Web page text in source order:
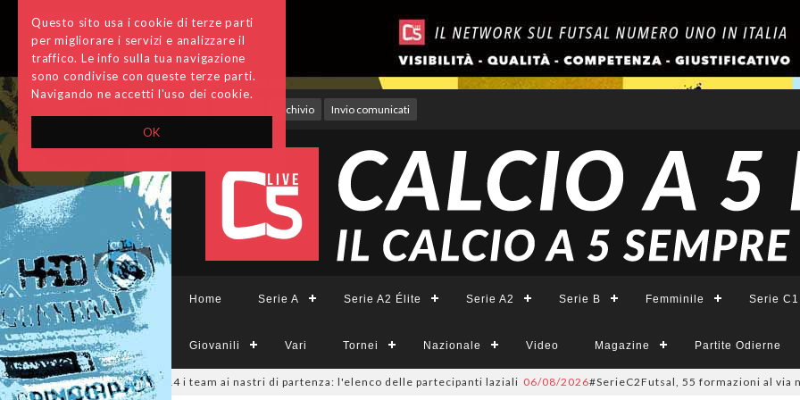
OK
Questo sito usa i cookie di terze parti
per migliorare i servizi e analizzare il
traffico. Le info sulla tua navigazione
sono condivise con queste terze parti.
Navigando ne accetti l'uso dei cookie.
Archivio Invio comunicati
Home Serie A Serie A2 Élite Serie A2 Serie B Femminile Serie C1
Giovanili Vari Tornei Nazionale Video Magazine Partite Odierne
#SerieCFemminile, sono 14 i team ai nastri di partenza: l'elenco delle partecipanti laziali 06/08/2026#SerieC2Futsal, 55 formazioni al via